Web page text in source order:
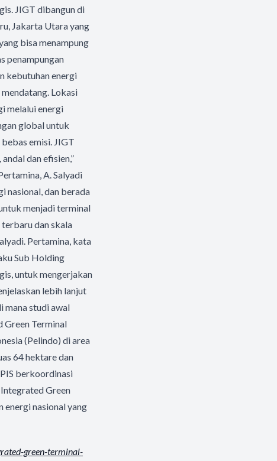
JIGT dibangun di
Jakarta Utara yang
bisa menampung
penampungan
kebutuhan energi
Lokasi
melalui energi
global untuk
emisi. JIGT
dan efisien,”
A. Salyadi
nasional, dan berada
menjadi terminal
dan skala
Pertamina, kata
Sub Holding
untuk mengerjakan
lebih lanjut
mana studi awal
Green Terminal
(Pelindo) di area
64 hektare dan
berkoordinasi
Green
energi nasional yang
green-terminal-